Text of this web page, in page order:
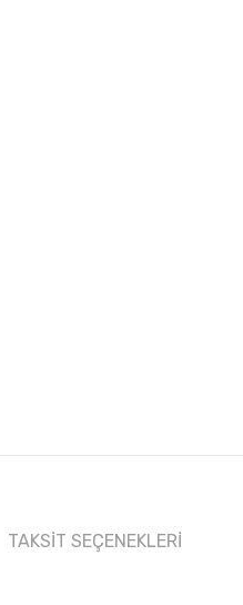
TAKSIT SEÇENEKLERI